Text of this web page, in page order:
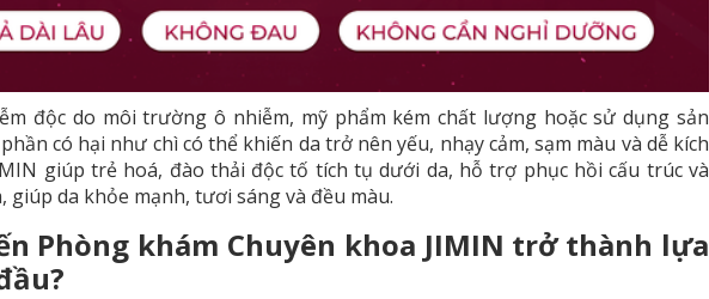
độc do môi trường ô nhiễm, mỹ phẩm kém chất lượng hoặc sử dụng sản
có hại như chì có thể khiến da trở nên yếu, nhạy cảm, sạm màu và dễ kích
giúp trẻ hoá, đào thải độc tố tích tụ dưới da, hỗ trợ phục hồi cấu trúc và
giúp da khỏe mạnh, tươi sáng và đều màu.
Phòng khám Chuyên khoa JIMIN trở thành lựa